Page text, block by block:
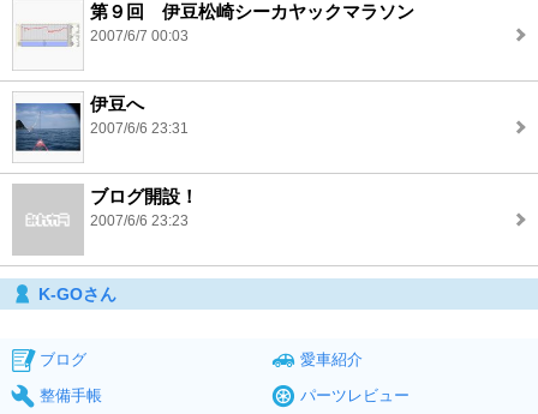
第９回 伊豆松崎シーカヤックマラソン
2007/6/7 00:03
伊豆へ
2007/6/6 23:31
ブログ開設！
2007/6/6 23:23
K-GOさん
ブログ
愛車紹介
整備手帳
パーツレビュー